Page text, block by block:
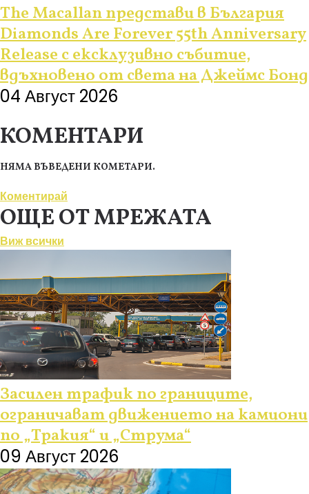
The Macallan представи в България
Diamonds Are Forever 55th Anniversary
Release с ексклузивно събитие,
вдъхновено от света на Джеймс Бонд
04 Август 2026
КОМЕНТАРИ
НЯМА ВЪВЕДЕНИ КОМЕТАРИ.
Коментирай
ОЩЕ ОТ МРЕЖАТА
Виж всички
Засилен трафик по границите,
ограничават движението на камиони
по „Тракия“ и „Струма“
09 Август 2026